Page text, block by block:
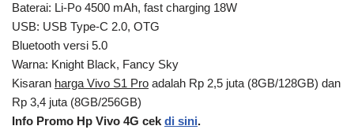
Baterai: Li-Po 4500 mAh, fast charging 18W
USB: USB Type-C 2.0, OTG
Bluetooth versi 5.0
Warna: Knight Black, Fancy Sky
Kisaran harga Vivo S1 Pro adalah Rp 2,5 juta (8GB/128GB) dan
Rp 3,4 juta (8GB/256GB)
Info Promo Hp Vivo 4G cek di sini.